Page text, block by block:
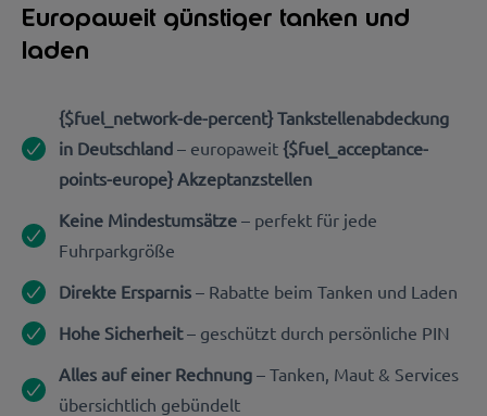
Europaweit günstiger tanken und
laden
{$fuel_network-de-percent} Tankstellenabdeckung
in Deutschland – europaweit {$fuel_acceptance-
points-europe} Akzeptanzstellen
Keine Mindestumsätze – perfekt für jede
Fuhrparkgröße
Direkte Ersparnis – Rabatte beim Tanken und Laden
Hohe Sicherheit– geschützt durch persönliche PIN
Alles auf einer Rechnung – Tanken, Maut & Services
übersichtlich gebündelt